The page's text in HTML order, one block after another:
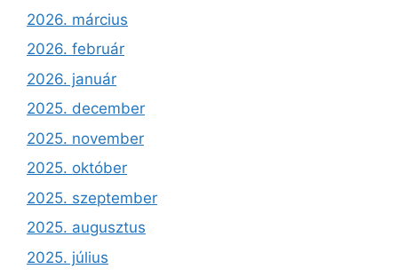
2026. március
2026. február
2026. január
2025. december
2025. november
2025. október
2025. szeptember
2025. augusztus
2025. július